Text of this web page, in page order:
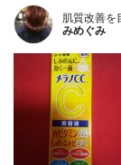
肌質改善を
みめぐみ